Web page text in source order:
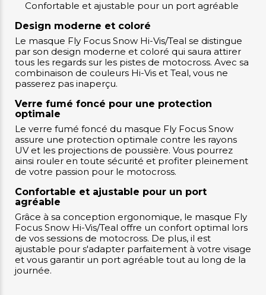
Confortable et ajustable pour un port agréable
Design moderne et coloré
Le masque Fly Focus Snow Hi-Vis/Teal se distingue
par son design moderne et coloré qui saura attirer
tous les regards sur les pistes de motocross. Avec sa
combinaison de couleurs Hi-Vis et Teal, vous ne
passerez pas inaperçu.
Verre fumé foncé pour une protection
optimale
Le verre fumé foncé du masque Fly Focus Snow
assure une protection optimale contre les rayons
UV et les projections de poussière. Vous pourrez
ainsi rouler en toute sécurité et profiter pleinement
de votre passion pour le motocross.
Confortable et ajustable pour un port
agréable
Grâce à sa conception ergonomique, le masque Fly
Focus Snow Hi-Vis/Teal offre un confort optimal lors
de vos sessions de motocross. De plus, il est
ajustable pour s'adapter parfaitement à votre visage
et vous garantir un port agréable tout au long de la
journée.